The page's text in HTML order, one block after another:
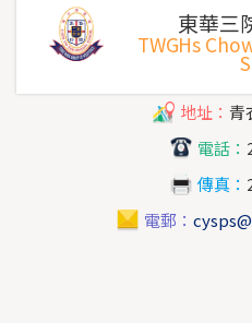
東華三
TWGHs
地址： 青
電話：
傳真：
電郵：